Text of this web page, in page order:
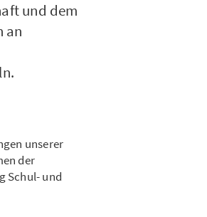
und dem
an
unserer
der
Schul- und